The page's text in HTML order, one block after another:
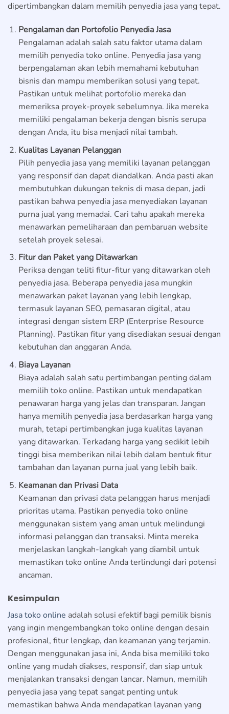
dipertimbangkan dalam memilih penyedia jasa yang tepat.
Pengalaman dan Portofolio Penyedia Jasa
Pengalaman adalah salah satu faktor utama dalam
memilih penyedia toko online. Penyedia jasa yang
berpengalaman akan lebih memahami kebutuhan
bisnis dan mampu memberikan solusi yang tepat.
Pastikan untuk melihat portofolio mereka dan
memeriksa proyek-proyek sebelumnya. Jika mereka
memiliki pengalaman bekerja dengan bisnis serupa
dengan Anda, itu bisa menjadi nilai tambah.
Kualitas Layanan Pelanggan
Pilih penyedia jasa yang memiliki layanan pelanggan
yang responsif dan dapat diandalkan. Anda pasti akan
membutuhkan dukungan teknis di masa depan, jadi
pastikan bahwa penyedia jasa menyediakan layanan
purna jual yang memadai. Cari tahu apakah mereka
menawarkan pemeliharaan dan pembaruan website
setelah proyek selesai.
Fitur dan Paket yang Ditawarkan
Periksa dengan teliti fitur-fitur yang ditawarkan oleh
penyedia jasa. Beberapa penyedia jasa mungkin
menawarkan paket layanan yang lebih lengkap,
termasuk layanan SEO, pemasaran digital, atau
integrasi dengan sistem ERP (Enterprise Resource
Planning). Pastikan fitur yang disediakan sesuai dengan
kebutuhan dan anggaran Anda.
Biaya Layanan
Biaya adalah salah satu pertimbangan penting dalam
memilih toko online. Pastikan untuk mendapatkan
penawaran harga yang jelas dan transparan. Jangan
hanya memilih penyedia jasa berdasarkan harga yang
murah, tetapi pertimbangkan juga kualitas layanan
yang ditawarkan. Terkadang harga yang sedikit lebih
tinggi bisa memberikan nilai lebih dalam bentuk fitur
tambahan dan layanan purna jual yang lebih baik.
Keamanan dan Privasi Data
Keamanan dan privasi data pelanggan harus menjadi
prioritas utama. Pastikan penyedia toko online
menggunakan sistem yang aman untuk melindungi
informasi pelanggan dan transaksi. Minta mereka
menjelaskan langkah-langkah yang diambil untuk
memastikan toko online Anda terlindungi dari potensi
ancaman.
Kesimpulan
Jasa toko online adalah solusi efektif bagi pemilik bisnis
yang ingin mengembangkan toko online dengan desain
profesional, fitur lengkap, dan keamanan yang terjamin.
Dengan menggunakan jasa ini, Anda bisa memiliki toko
online yang mudah diakses, responsif, dan siap untuk
menjalankan transaksi dengan lancar. Namun, memilih
penyedia jasa yang tepat sangat penting untuk
memastikan bahwa Anda mendapatkan layanan yang